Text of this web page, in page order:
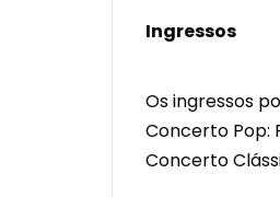
Ingressos
Os ingressos
Concerto Pop:
Concerto